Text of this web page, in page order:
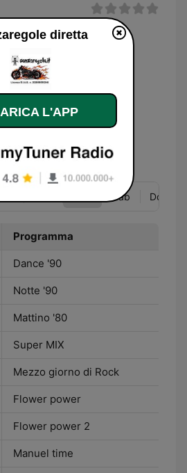
Anni '90
Sab Dom
Programma
Dance '90
Notte '90
Mattino '80
Super MIX
Mezzo giorno di Rock
Flower power
Flower power 2
Manuel time
diretta
L'APP